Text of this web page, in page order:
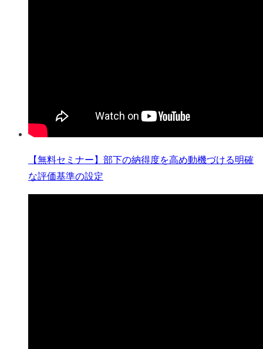
【無料セミナー】部下の納得度を高め動機づける明確
な評価基準の設定